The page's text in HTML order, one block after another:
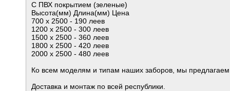
С ПВХ покрытием (зеленые)
Высота(мм) Длина(мм) Цена
700 х 2500 - 190 леев
1200 х 2500 - 300 леев
1500 х 2500 - 360 леев
1800 х 2500 - 420 леев
2000 х 2500 - 480 леев
Ко всем моделям и типам наших заборов, мы
Доставка и монтаж по всей республики.